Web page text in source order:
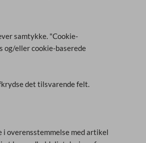
samtykke. "Cookie-
og/eller cookie-baserede
det tilsvarende felt.
i overensstemmelse med artikel